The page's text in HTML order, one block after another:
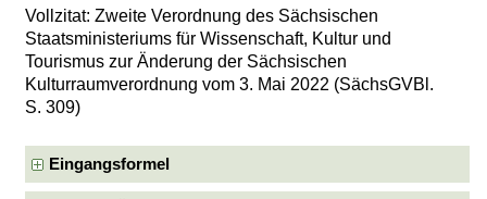
Vollzitat: Zweite Verordnung des Sächsischen
Staatsministeriums für Wissenschaft, Kultur und
Tourismus zur Änderung der Sächsischen
Kulturraumverordnung vom 3. Mai 2022 (SächsGVBl.
S. 309)
Eingangsformel